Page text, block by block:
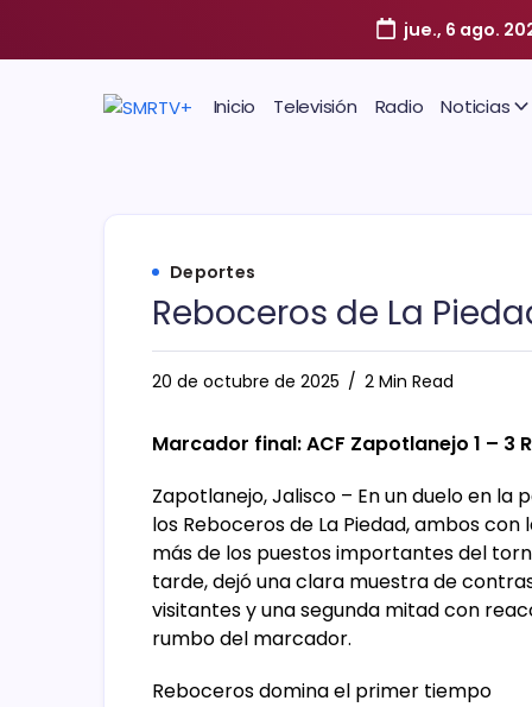
jue., 6 ago.
Inicio Televisión Radio Noticias
Deportes
Reboceros de La
20 de octubre de 2025 2 Min Read
Marcador final: ACF Zapotlanejo 1 – 3
Zapotlanejo, Jalisco – En un duelo en
los Reboceros de La Piedad, ambos
más de los puestos importantes del
tarde, dejó una clara muestra de
visitantes y una segunda mitad con
rumbo del marcador.
Reboceros domina el primer tiempo